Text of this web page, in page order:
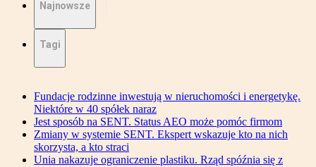
Najnowsze
Tagi
Fundacje rodzinne inwestują w nieruchomości i energetykę.
Niektóre w 40 spółek naraz
Jest sposób na SENT. Status AEO może pomóc firmom
Zmiany w systemie SENT. Ekspert wskazuje kto na nich
skorzysta, a kto straci
Unia nakazuje ograniczenie plastiku. Rząd spóźnia się z